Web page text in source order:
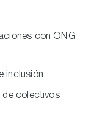
con ONG
inclusión
de colectivos